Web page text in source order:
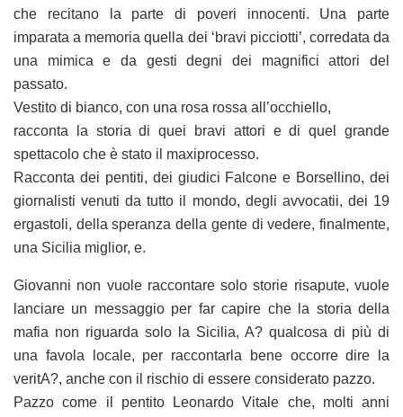
che recitano la parte di poveri innocenti. Una parte
imparata a memoria quella dei ‘bravi picciotti’, corredata da
una mimica e da gesti degni dei magnifici attori del
passato.
Vestito di bianco, con una rosa rossa all’occhiello,
racconta la storia di quei bravi attori e di quel grande
spettacolo che è stato il maxiprocesso.
Racconta dei pentiti, dei giudici Falcone e Borsellino, dei
giornalisti venuti da tutto il mondo, degli avvocatii, dei 19
ergastoli, della speranza della gente di vedere, finalmente,
una Sicilia miglior, e.
Giovanni non vuole raccontare solo storie risapute, vuole
lanciare un messaggio per far capire che la storia della
mafia non riguarda solo la Sicilia, A? qualcosa di più di
una favola locale, per raccontarla bene occorre dire la
veritA?, anche con il rischio di essere considerato pazzo.
Pazzo come il pentito Leonardo Vitale che, molti anni